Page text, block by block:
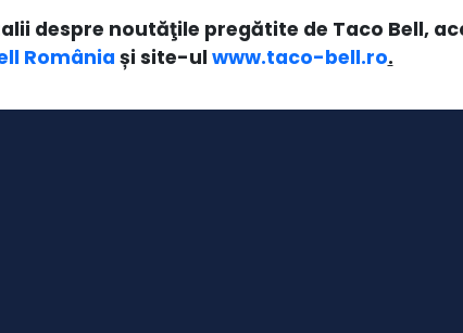
despre noutăţile pregătite de Taco Bell,
România și site-ul www.taco-bell.ro.